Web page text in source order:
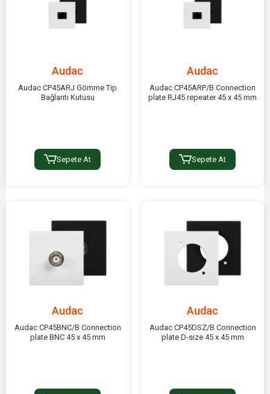
Audac
Audac CP45ARJ Gömme Tip
Bağlantı Kutusu
Sepete At
Audac
Audac CP45ARP/B Connection
plate RJ45 repeater 45 x 45 mm
Sepete At
Audac
Audac CP45BNC/B Connection
plate BNC 45 x 45 mm
Audac
Audac CP45DSZ/B Connection
plate D-size 45 x 45 mm